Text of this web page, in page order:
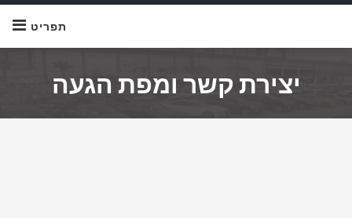
תפריט
יצירת קשר ומפת הגעה